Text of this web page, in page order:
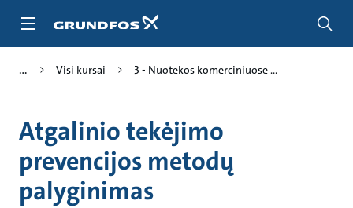
Visi kursai 3 - Nuotekos komerciniuose ...
Atgalinio tekėjimo
prevencijos metodų
palyginimas